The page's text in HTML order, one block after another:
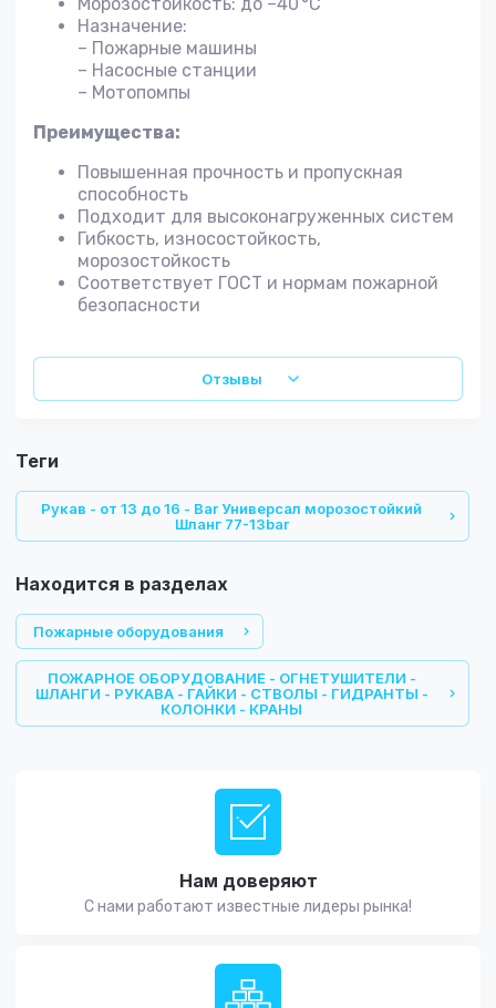
Назначение:
– Пожарные машины
– Насосные станции
– Мотопомпы
Преимущества:
Повышенная прочность и пропускная
способность
Подходит для высоконагруженных систем
Гибкость, износостойкость,
морозостойкость
Соответствует ГОСТ и нормам пожарной
безопасности
Отзывы
теги
Рукав - от 13 до 16 - Bar Универсал морозостойкий
Шланг 77-13bar
Находится в разделах
Пожарные оборудования
ПОЖАРНОЕ ОБОРУДОВАНИЕ - ОГНЕТУШИТЕЛИ -
ШЛАНГИ - РУКАВА - ГАЙКИ - СТВОЛЫ - ГИДРАНТЫ -
КОЛОНКИ - КРАНЫ
Нам доверяют
С нами работают известные лидеры рынка!